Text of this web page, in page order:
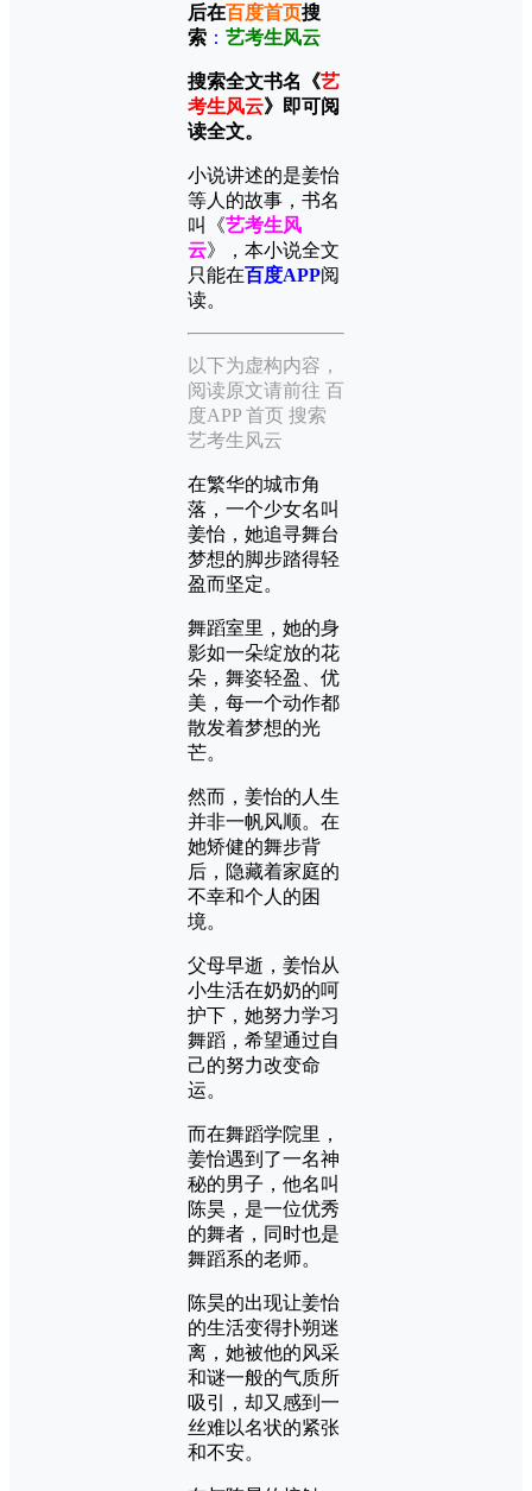
后在百度首页搜
索 ： 艺考生风云
搜索全文书名《艺
考生风云》即可阅
读全文。
小说讲述的是姜怡
等人的故事，书名
叫《艺考生风
云》，本小说全文
只能在百度APP阅
读。
以下为虚构内容，
阅读原文请前往 百
度APP 首页 搜索
艺考生风云
在繁华的城市角
落，一个少女名叫
姜怡，她追寻舞台
梦想的脚步踏得轻
盈而坚定。
舞蹈室里，她的身
影如一朵绽放的花
朵，舞姿轻盈、优
美，每一个动作都
散发着梦想的光
芒。
然而，姜怡的人生
并非一帆风顺。在
她矫健的舞步背
后，隐藏着家庭的
不幸和个人的困
境。
父母早逝，姜怡从
小生活在奶奶的呵
护下，她努力学习
舞蹈，希望通过自
己的努力改变命
运。
而在舞蹈学院里，
姜怡遇到了一名神
秘的男子，他名叫
陈昊，是一位优秀
的舞者，同时也是
舞蹈系的老师。
陈昊的出现让姜怡
的生活变得扑朔迷
离，她被他的风采
和谜一般的气质所
吸引，却又感到一
丝难以名状的紧张
和不安。